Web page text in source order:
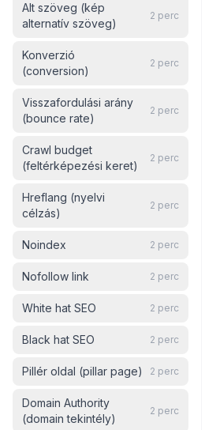
Alt szöveg (kép
alternatív szöveg)
2 perc
Konverzió
(conversion)
2 perc
Visszafordulási arány
(bounce rate)
2 perc
Crawl budget
(feltérképezési keret)
2 perc
Hreflang (nyelvi
célzás)
2 perc
Noindex 2 perc
Nofollow link 2 perc
White hat SEO 2 perc
Black hat SEO 2 perc
Pillér oldal (pillar page) 2 perc
Domain Authority
(domain tekintély)
2 perc